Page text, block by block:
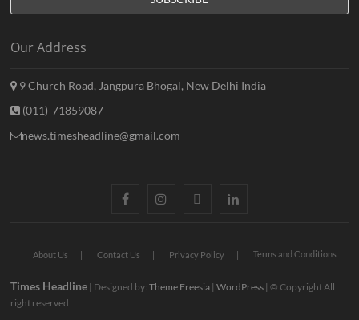
Our Address
9 Church Road, Jangpura Bhogal, New Delhi India
(011)-71859087
news.timesheadline@gmail.com
facebook instagramtwitter linkedin
About Us Contact Us Privacy Policy Terms and Conditions
Times Headline | Designed by:Theme Freesia |WordPress | © Copyright All
right reserved